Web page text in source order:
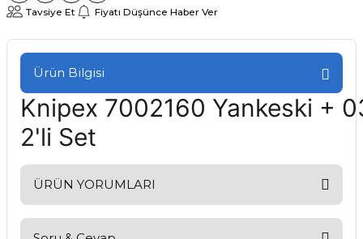
Tavsiye Et Fiyatı Düşünce Haber Ver
Ürün Bilgisi
Knipex 7002160 Yankeski +
2'li Set
ÜRÜN YORUMLARI